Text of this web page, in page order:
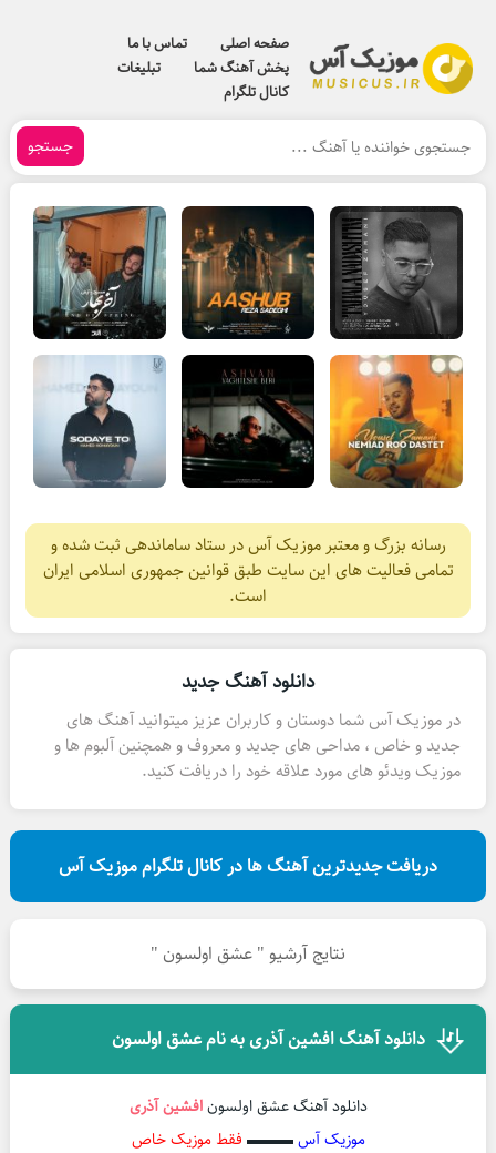
صفحه اصلی
تماس با ما
پخش آهنگ شما
تبلیغات
کانال تلگرام
جستجو
رسانه بزرگ و معتبر موزیک آس در ستاد ساماندهی ثبت شده و
تمامی فعالیت های این سایت طبق قوانین جمهوری اسلامی ایران
است.
دانلود آهنگ جدید
در موزیک آس شما دوستان و کاربران عزیز میتوانید آهنگ های
جدید و خاص ، مداحی های جدید و معروف و همچنین آلبوم ها و
موزیک ویدئو های مورد علاقه خود را دریافت کنید.
دریافت جدیدترین آهنگ ها در کانال تلگرام موزیک آس
نتایج آرشیو " عشق اولسون "
دانلود آهنگ افشین آذری به نام عشق اولسون
دانلود آهنگ عشق اولسونافشین آذری
موزیک آس▬▬▬ فقط موزیک خاص